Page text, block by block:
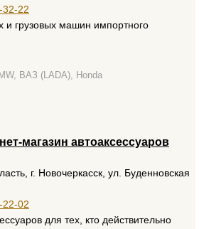
32-22
и грузовых машин импортного
ВАЗ (LADA), Honda
магазин автоаксессуаров
г. Новочеркасск, ул. Буденновская
22-02
для тех, кто действительно